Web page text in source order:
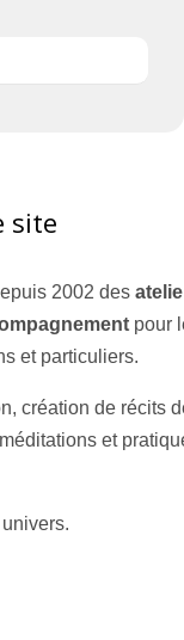
site
2002 des
pour
et particuliers.
création de récits
et